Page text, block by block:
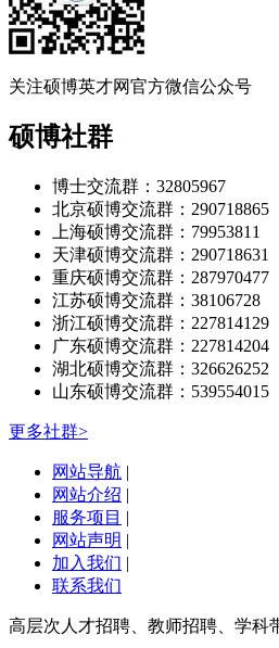
关注硕博英才网官方微信公众号
硕博社群
博士交流群：32805967
北京硕博交流群：290718865
上海硕博交流群：79953811
天津硕博交流群：290718631
重庆硕博交流群：287970477
江苏硕博交流群：38106728
浙江硕博交流群：227814129
广东硕博交流群：227814204
湖北硕博交流群：326626252
山东硕博交流群：539554015
更多社群>
网站导航 |
网站介绍 |
服务项目 |
网站声明 |
加入我们 |
联系我们
高层次人才招聘、教师招聘、学科